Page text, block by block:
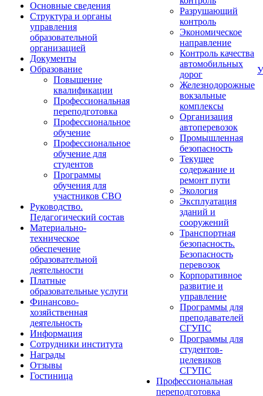
Основные сведения
Структура и органы
управления
образовательной
организацией
Документы
Образование
Повышение
квалификации
Профессиональная
переподготовка
Профессиональное
обучение
Профессиональное
обучение для
студентов
Программы
обучения для
участников СВО
Руководство.
Педагогический состав
Материально-
техническое
обеспечение
образовательной
деятельности
Платные
образовательные услуги
Финансово-
хозяйственная
деятельность
Информация
Сотрудники института
Награды
Отзывы
Гостиница
Разрушающий
контроль
Экономическое
направление
Контроль качества
автомобильных
дорог
Железнодорожные
вокзальные
комплексы
Организация
автоперевозок
Промышленная
безопасность
Текущее
содержание и
ремонт пути
Экология
Эксплуатация
зданий и
сооружений
Транспортная
безопасность.
Безопасность
перевозок
Корпоративное
развитие и
управление
Программы для
преподавателей
СГУПС
Программы для
студентов-
целевиков
СГУПС
Профессиональная
переподготовка